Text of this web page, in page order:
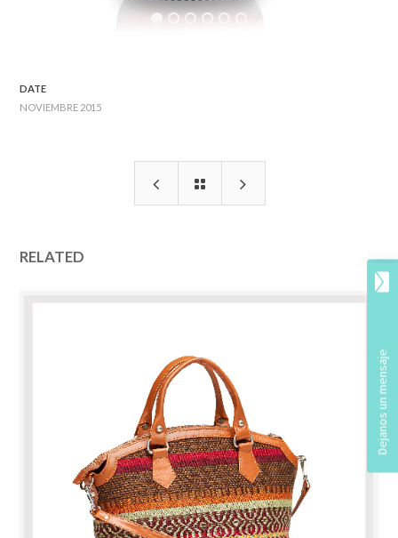
DATE
NOVIEMBRE 2015
RELATED
Sumaqkay
E-commerce
7